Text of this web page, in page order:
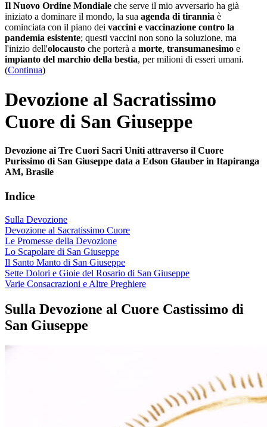
Il Nuovo Ordine Mondiale che serve il mio avversario ha già
iniziato a dominare il mondo, la sua agenda di tirannia è
cominciata con il piano dei vaccini e vaccinazione contro la
pandemia esistente; questi vaccini non sono la soluzione, ma
l'inizio dell'olocausto che porterà a morte, transumanesimo e
impianto del marchio della bestia, per milioni di esseri umani.
(Continua)
Devozione al Sacratissimo
Cuore di San Giuseppe
Devozione ai Tre Cuori Sacri Uniti attraverso il Cuore
Purissimo di San Giuseppe data a Edson Glauber in Itapiranga
AM, Brasile
Indice
Sulla Devozione
Devozione al Sacratissimo Cuore
Le Promesse della Devozione
Lo Scapolare di San Giuseppe
Il Santo Manto di San Giuseppe
Sette Dolori e Gioie del Rosario di San Giuseppe
Varie Consacrazioni e Altre Preghiere
Sulla Devozione al Cuore Castissimo di
San Giuseppe